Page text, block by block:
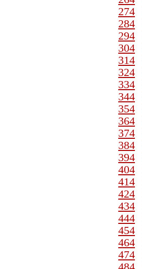
274
284
294
304
314
324
334
344
354
364
374
384
394
404
414
424
434
444
454
464
474